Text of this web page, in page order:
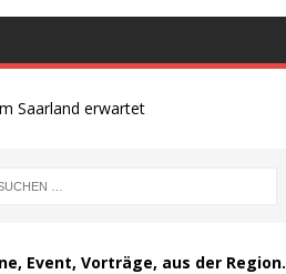
erwartet
Event, Vorträge, aus der Region.